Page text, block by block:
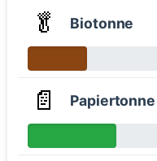
🥬 Biotonne
📄 Papiertonne